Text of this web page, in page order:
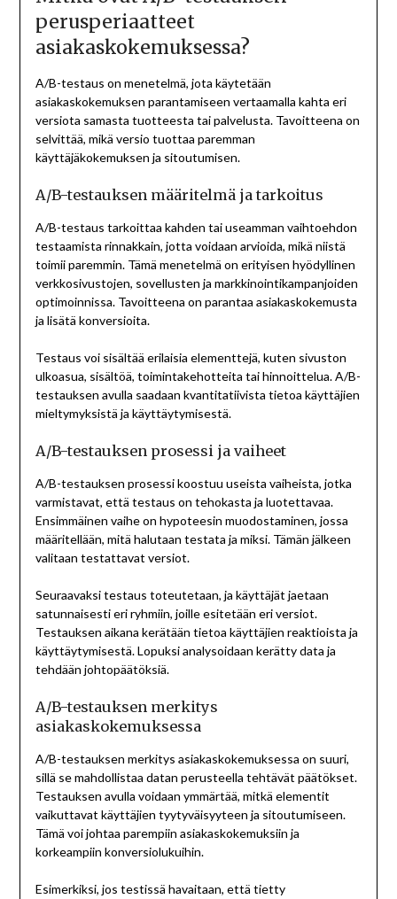
perusperiaatteet
asiakaskokemuksessa?
A/B-testaus on menetelmä, jota käytetään
asiakaskokemuksen parantamiseen vertaamalla kahta eri
versiota samasta tuotteesta tai palvelusta. Tavoitteena on
selvittää, mikä versio tuottaa paremman
käyttäjäkokemuksen ja sitoutumisen.
A/B-testauksen määritelmä ja tarkoitus
A/B-testaus tarkoittaa kahden tai useamman vaihtoehdon
testaamista rinnakkain, jotta voidaan arvioida, mikä niistä
toimii paremmin. Tämä menetelmä on erityisen hyödyllinen
verkkosivustojen, sovellusten ja markkinointikampanjoiden
optimoinnissa. Tavoitteena on parantaa asiakaskokemusta
ja lisätä konversioita.
Testaus voi sisältää erilaisia elementtejä, kuten sivuston
ulkoasua, sisältöä, toimintakehotteita tai hinnoittelua. A/B-
testauksen avulla saadaan kvantitatiivista tietoa käyttäjien
mieltymyksistä ja käyttäytymisestä.
A/B-testauksen prosessi ja vaiheet
A/B-testauksen prosessi koostuu useista vaiheista, jotka
varmistavat, että testaus on tehokasta ja luotettavaa.
Ensimmäinen vaihe on hypoteesin muodostaminen, jossa
määritellään, mitä halutaan testata ja miksi. Tämän jälkeen
valitaan testattavat versiot.
Seuraavaksi testaus toteutetaan, ja käyttäjät jaetaan
satunnaisesti eri ryhmiin, joille esitetään eri versiot.
Testauksen aikana kerätään tietoa käyttäjien reaktioista ja
käyttäytymisestä. Lopuksi analysoidaan kerätty data ja
tehdään johtopäätöksiä.
A/B-testauksen merkitys
asiakaskokemuksessa
A/B-testauksen merkitys asiakaskokemuksessa on suuri,
sillä se mahdollistaa datan perusteella tehtävät päätökset.
Testauksen avulla voidaan ymmärtää, mitkä elementit
vaikuttavat käyttäjien tyytyväisyyteen ja sitoutumiseen.
Tämä voi johtaa parempiin asiakaskokemuksiin ja
korkeampiin konversiolukuihin.
Esimerkiksi, jos testissä havaitaan, että tietty